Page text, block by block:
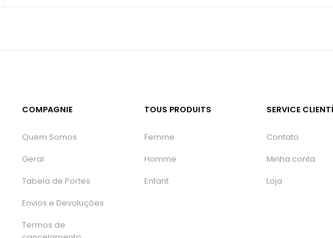
COMPAGNIE
Quem Somos
Geral
Tabela de Portes
Envios e Devoluções
Termos de
TOUS PRODUITS
Femme
Homme
Enfant
SERVICE
Contato
Minha conta
Loja